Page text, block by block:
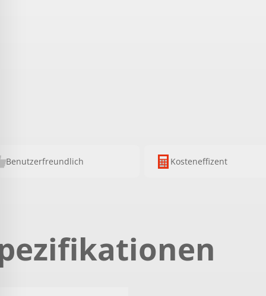
Benutzerfreundlich Kosteneffizent